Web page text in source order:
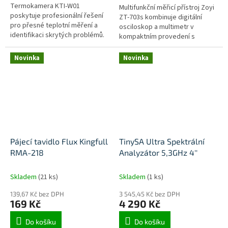
Termokamera KTI-W01
poskytuje profesionální řešení
pro přesné teplotní měření a
identifikaci skrytých problémů.
S vysokým rozlišením 256x192 a
citlivostí ≤ 50mk dokáže
přesně...
Multifunkční měřicí přístroj Zoyi
ZT-703s kombinuje digitální
osciloskop a multimetr v
kompaktním provedení s
přehledným barevným IPS
displejem. S automatickým a
manuálním...
Novinka
Pájecí tavidlo Flux Kingfull
RMA-218
Skladem (21 ks)
139,67 Kč bez DPH
169 Kč
Do košíku
Novinka
TinySA Ultra Spektrální
Analyzátor 5,3GHz 4''
Skladem (1 ks)
3 545,45 Kč bez DPH
4 290 Kč
Do košíku